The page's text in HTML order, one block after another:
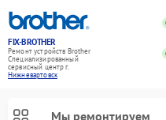
FIX-BROTHER
Ремонт устройств Brother
Специализированный
cервисный центр г.
Нижневартовск
Мы ремонтируем